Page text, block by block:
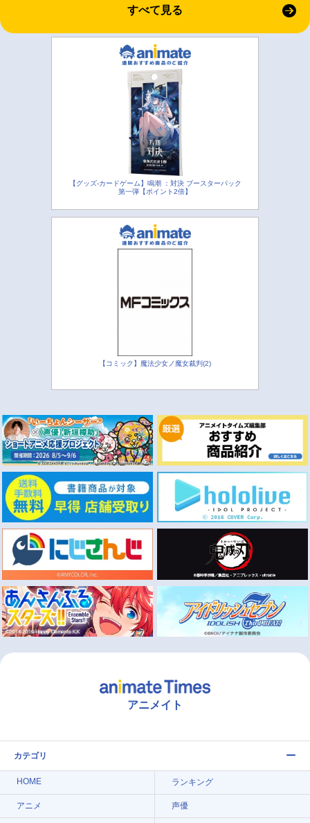
すべて見る
【グッズ-カードゲーム】鳴潮 ：対決 ブースターパック
第一弾【ポイント2倍】
【コミック】魔法少女ノ魔女裁判(2)
アニメイト
カテゴリ
HOME ランキング
アニメ 声優